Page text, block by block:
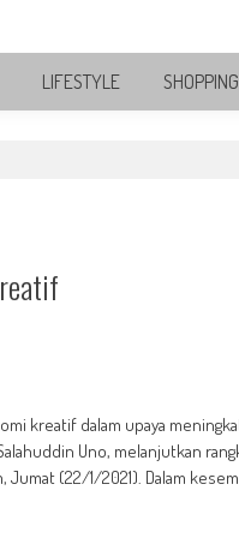
LIFESTYLE SHOPPING
kreatif dalam upaya
Uno, melanjutkan
(22/1/2021). Dalam